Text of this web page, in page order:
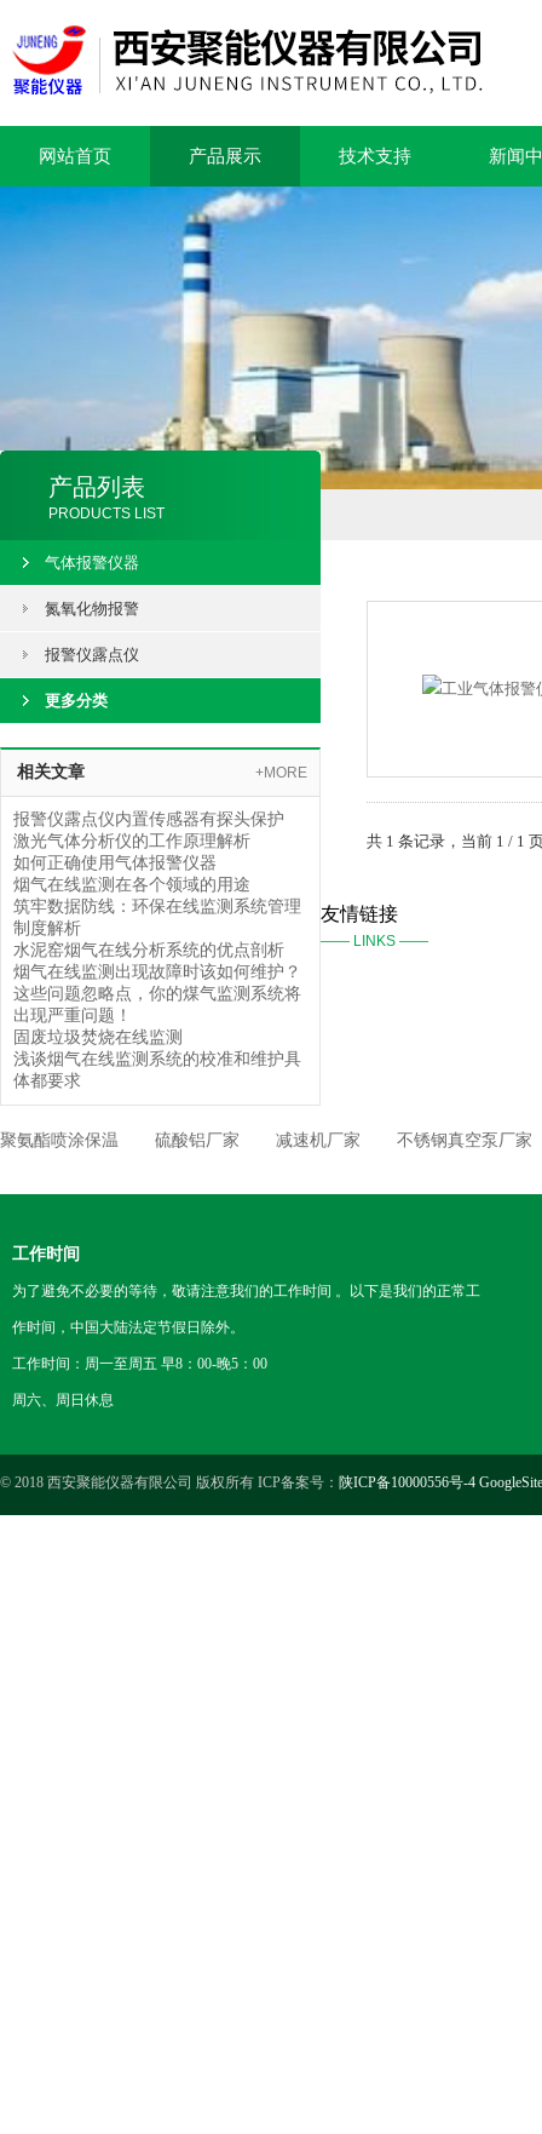
网站首页 产品展示 技术支持 新闻
产品列表
PRODUCTS LIST
气体报警仪器
氮氧化物报警
报警仪露点仪
更多分类
相关文章 +MORE
报警仪露点仪内置传感器有探头保护
激光气体分析仪的工作原理解析
如何正确使用气体报警仪器
烟气在线监测在各个领域的用途
筑牢数据防线：环保在线监测系统管理
制度解析
水泥窑烟气在线分析系统的优点剖析
烟气在线监测出现故障时该如何维护？
这些问题忽略点，你的煤气监测系统将
出现严重问题！
固废垃圾焚烧在线监测
浅谈烟气在线监测系统的校准和维护具
体都要求
共 1 条记录，当前 1 / 1
友情链接
—— LINKS ——
聚氨酯喷涂保温 硫酸铝厂家 减速机厂家 不锈钢真空泵厂家
工作时间
为了避免不必要的等待，敬请注意我们的工作时间 。以下是我们的正常工
作时间，中国大陆法定节假日除外。
工作时间：周一至周五 早8：00-晚5：00
周六、周日休息
© 2018 西安聚能仪器有限公司 版权所有 ICP备案号： 陕ICP备10000556号-4